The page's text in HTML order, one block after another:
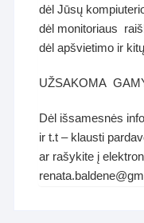
dėl Jūsų
dėl monitoriaus
dėl apšvietimo ir
UŽSAKOMA
Dėl išsamesnės
ir t.t – klausti
ar rašykite į